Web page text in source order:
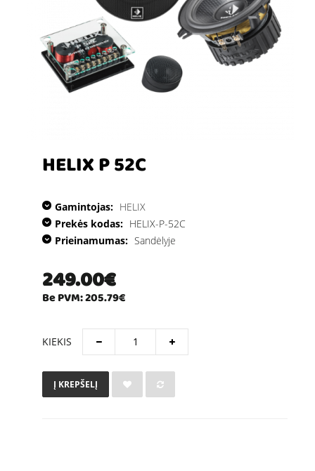
HELIX P 52C
Gamintojas: HELIX
Prekės kodas: HELIX-P-52C
Prieinamumas: Sandėlyje
249.00€
Be PVM: 205.79€
KIEKIS
Į KREPŠELĮ